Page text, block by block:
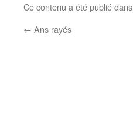
Ce contenu a été publié dans
← Ans rayés